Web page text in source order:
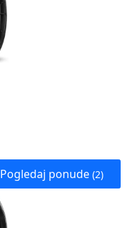
Pogledaj ponude (2)